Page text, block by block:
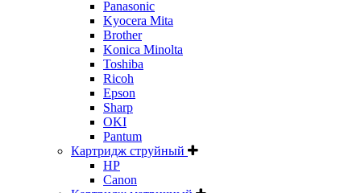
Panasonic
Kyocera Mita
Brother
Konica Minolta
Toshiba
Ricoh
Epson
Sharp
OKI
Pantum
Картридж струйный
HP
Canon